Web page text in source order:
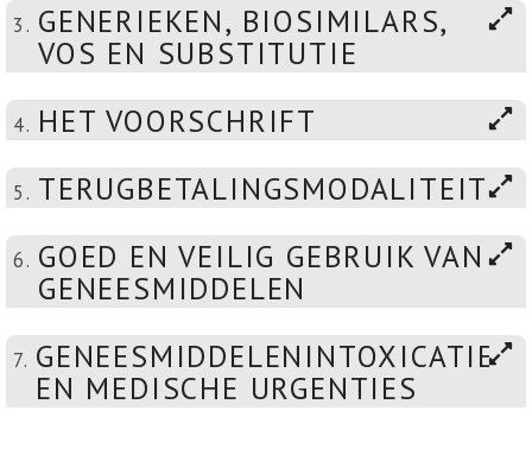
3. GENERIEKEN, BIOSIMILARS,
VOS EN SUBSTITUTIE
4. HET VOORSCHRIFT
5. TERUGBETALINGSMODALITEITEN
6. GOED EN VEILIG GEBRUIK VAN
GENEESMIDDELEN
7. GENEESMIDDELENINTOXICATIES
EN MEDISCHE URGENTIES